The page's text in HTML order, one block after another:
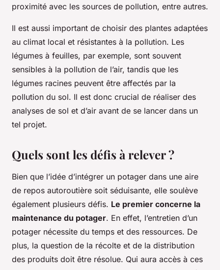
proximité avec les sources de pollution, entre autres.
Il est aussi important de choisir des plantes adaptées
au climat local et résistantes à la pollution. Les
légumes à feuilles, par exemple, sont souvent
sensibles à la pollution de l’air, tandis que les
légumes racines peuvent être affectés par la
pollution du sol. Il est donc crucial de réaliser des
analyses de sol et d’air avant de se lancer dans un
tel projet.
Quels sont les défis à relever ?
Bien que l’idée d’intégrer un potager dans une aire
de repos autoroutière soit séduisante, elle soulève
également plusieurs défis. Le premier concerne la
maintenance du potager. En effet, l’entretien d’un
potager nécessite du temps et des ressources. De
plus, la question de la récolte et de la distribution
des produits doit être résolue. Qui aura accès à ces